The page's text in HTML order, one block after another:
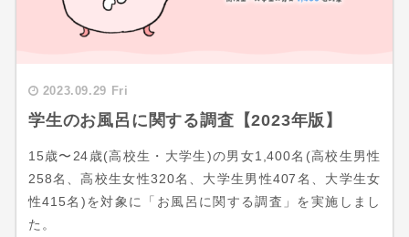
2023.09.29 Fri
学生のお風呂に関する調査【2023年版】
15歳〜24歳(高校生・大学生)の男女1,400名(高校生男性
258名、高校生女性320名、大学生男性407名、大学生女
性415名)を対象に「お風呂に関する調査」を実施しまし
た。